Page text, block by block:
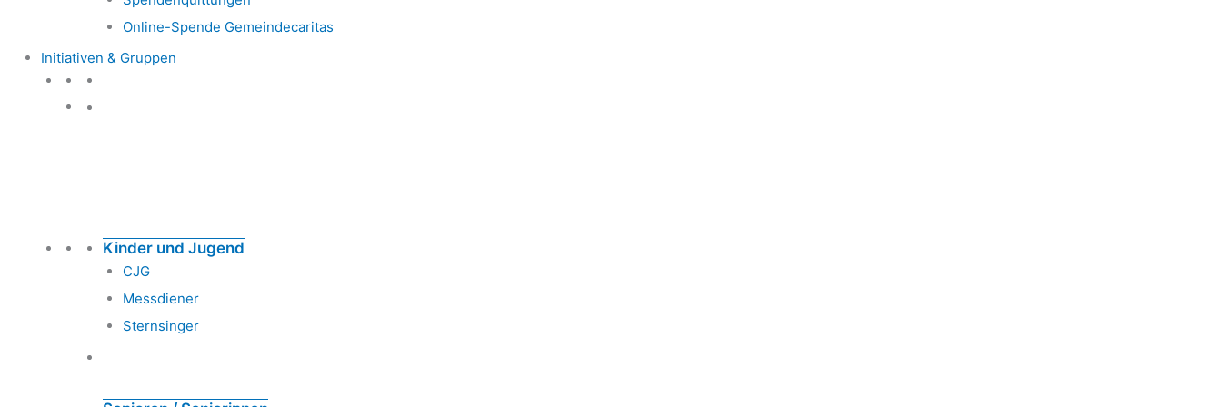
Online-Spende Gemeindecaritas
Initiativen & Gruppen
Kinder und Jugend
CJG
Messdiener
Sternsinger